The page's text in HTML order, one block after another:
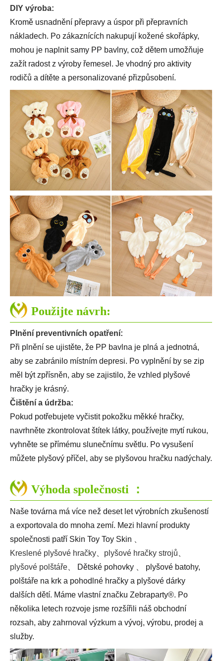
DIY výroba:
Kromě usnadnění přepravy a úspor při přepravních
nákladech. Po zákaznících nakupují kožené skořápky,
mohou je naplnit samy PP bavlny, což dětem umožňuje
zažít radost z výroby řemesel. Je vhodný pro aktivity
rodičů a dítěte a personalizované přizpůsobení.
Použijte návrh:
Plnění preventivních opatření:
Při plnění se ujistěte, že PP bavlna je plná a jednotná,
aby se zabránilo místním depresi. Po vyplnění by se zip
měl být zpřísněn, aby se zajistilo, že vzhled plyšové
hračky je krásný.
Čištění a údržba:
Pokud potřebujete vyčistit pokožku měkké hračky,
navrhněte zkontrolovat štítek látky, používejte mytí rukou,
vyhněte se přímému slunečnímu světlu. Po vysušení
můžete plyšový příčel, aby se plyšovou hračku nadýchaly.
Výhoda společnosti ：
Naše továrna má více než deset let výrobních zkušeností
a exportovala do mnoha zemí. Mezi hlavní produkty
společnosti patří Skin Toy Toy Skin 、
Kreslené plyšové hračky
plyšové hračky strojů
plyšové polštáře 、 Dětské pohovky 、 plyšové batohy,
polštáře na krk a pohodlné hračky a plyšové dárky
dalších dětí. Máme vlastní značku Zebraparty®. Po
několika letech rozvoje jsme rozšířili náš obchodní
rozsah, aby zahrnoval výzkum a vývoj, výrobu, prodej a
služby.